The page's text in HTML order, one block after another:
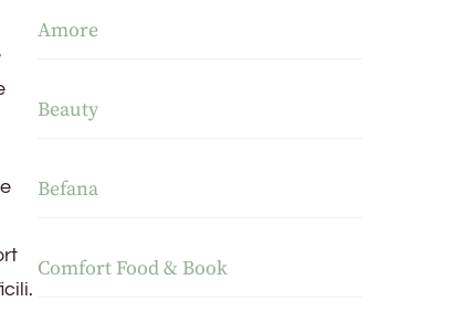
Amore
Beauty
Befana
Comfort Food & Book